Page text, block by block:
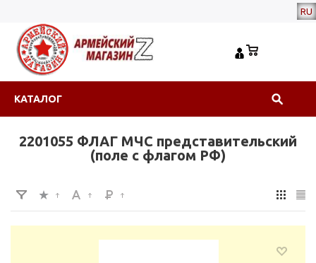
RU
КАТАЛОГ
2201055 ФЛАГ МЧС представительский
(поле с флагом РФ)